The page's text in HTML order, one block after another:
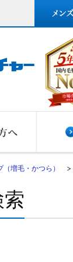
（増毛・かつら）